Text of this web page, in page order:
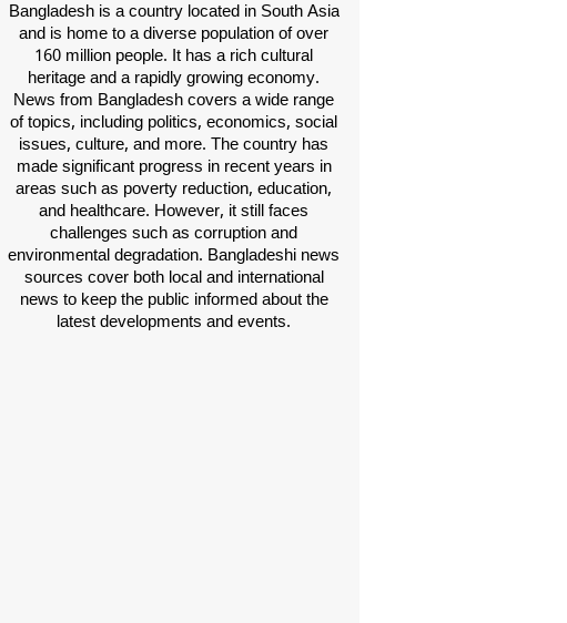
Bangladesh is a country located in South Asia
and is home to a diverse population of over
160 million people. It has a rich cultural
heritage and a rapidly growing economy.
News from Bangladesh covers a wide range
of topics, including politics, economics, social
issues, culture, and more. The country has
made significant progress in recent years in
areas such as poverty reduction, education,
and healthcare. However, it still faces
challenges such as corruption and
environmental degradation. Bangladeshi news
sources cover both local and international
news to keep the public informed about the
latest developments and events.